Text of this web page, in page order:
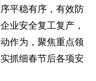
平稳有序，有效防
业安全复工复产，
作为，聚焦重点领
抓细春节后各项安